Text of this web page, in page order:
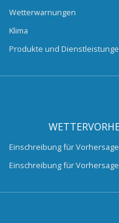
Wetterwarnungen
Klima
Produkte und
Einschreibung für
Einschreibung für